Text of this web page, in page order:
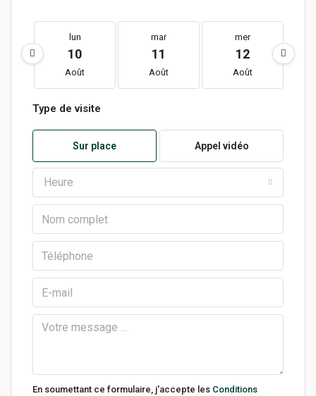
lun
10
Août
mar
11
Août
mer
12
Août
Type de visite
Sur place Appel vidéo
Heure
En soumettant ce formulaire, j'accepte les Conditions